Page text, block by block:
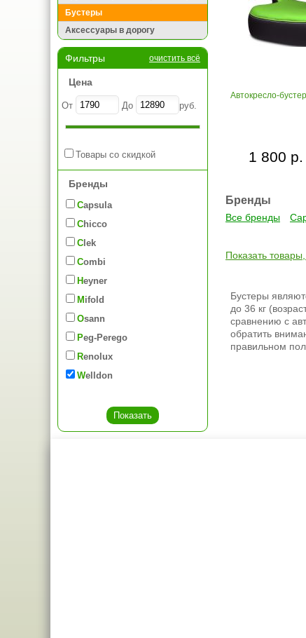
Бустеры
Аксессуары в дорогу
Фильтры очистить всё
Цена
От До руб.
Товары со скидкой
Бренды
Capsula
Chicco
Clek
Combi
Heyner
Mifold
Osann
Peg-Perego
Renolux
Welldon
Автокресло-
1 800 р.
Бренды
Все бренды
Показать
Бустеры
до 36 кг
сравнению с
обратить
правильном